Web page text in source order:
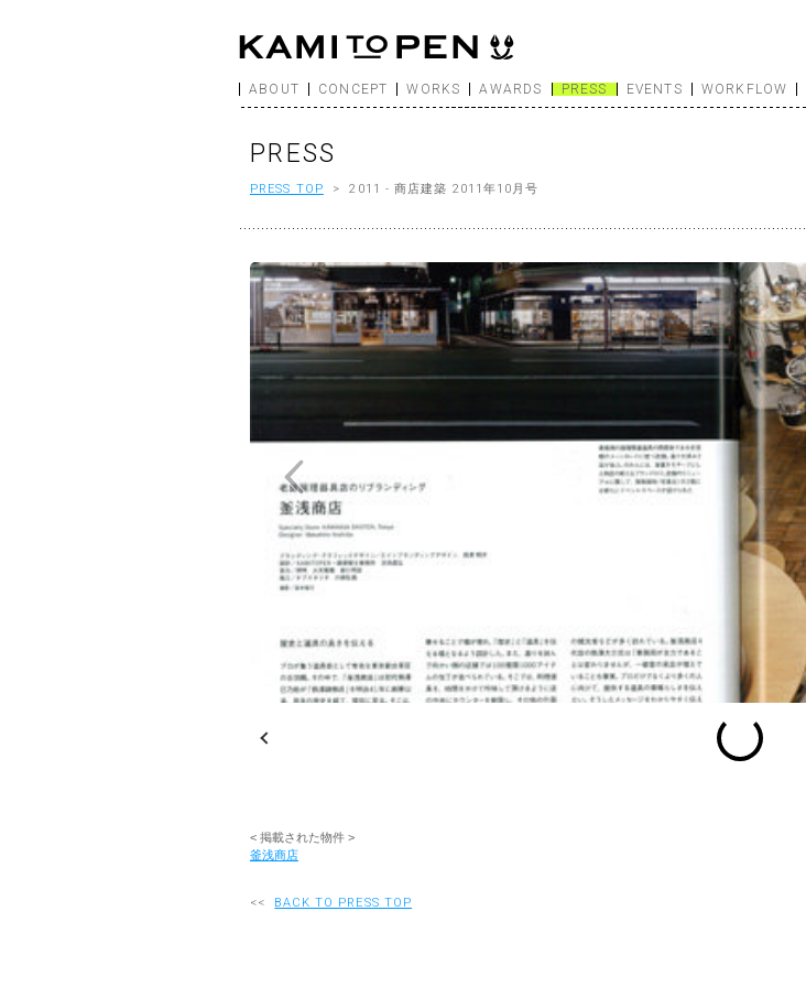
ABOUT CONCEPT WORKS AWARDS PRESS EVENTS WORKFLOW
PRESS
PRESS TOP > 2011 - 商店建築 2011年10月号
Previous
< 掲載された物件 >
釜浅商店
<< BACK TO PRESS TOP